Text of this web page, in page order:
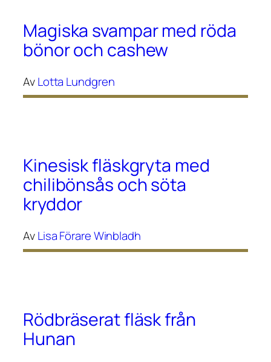
Magiska svampar med röda
bönor och cashew
AvLotta Lundgren
Kinesisk fläskgryta med
chilibönsås och söta
kryddor
AvLisa Förare Winbladh
Rödbräserat fläsk från
Hunan